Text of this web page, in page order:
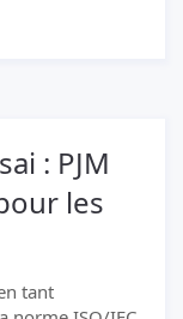
: PJM
les
tant